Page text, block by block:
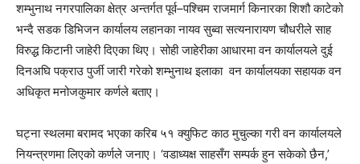
शम्भुनाथ नगरपालिका क्षेत्र अन्तर्गत पूर्व–पश्चिम राजमार्ग किनारका शिशौ काटेको
भन्दै सडक डिभिजन कार्यालय लहानका नायव सुब्वा सत्यनारायण चौधरीले साह
विरुद्ध किटानी जाहेरी दिएका थिए। सोही जाहेरीका आधारमा वन कार्यालयले दुई
दिनअघि पक्राउ पुर्जी जारी गरेको शम्भुनाथ इलाका वन कार्यालयका सहायक वन
अधिकृत मनोजकुमार कर्णले बताए।
घट्ना स्थलमा बरामद भएका करिब ५१ क्युफिट काठ मुचुल्का गरी वन कार्यालयले
नियन्त्रणमा लिएको कर्णले जनाए। ‘वडाध्यक्ष साहसँग सम्पर्क हुन सकेको छैन,’